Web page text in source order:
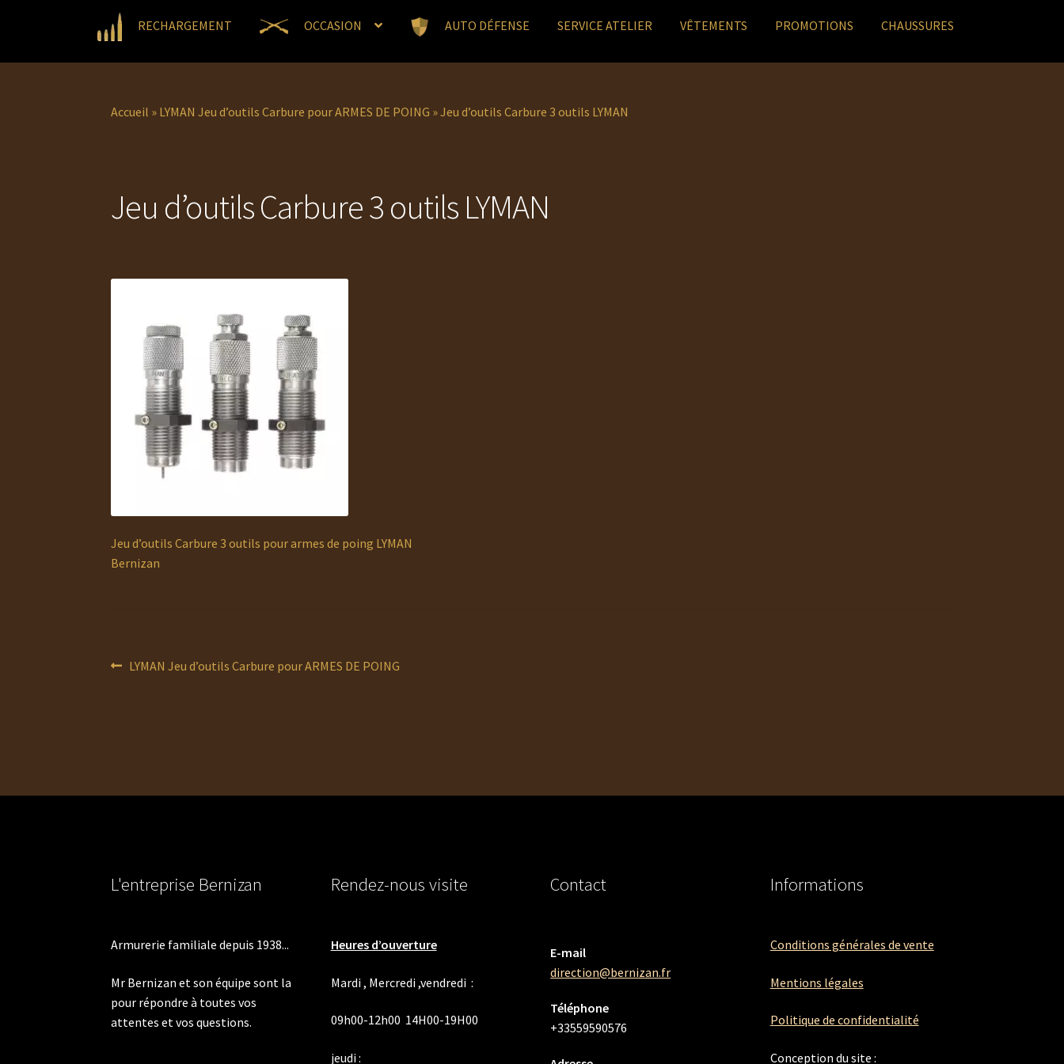
RECHARGEMENT OCCASION AUTO DÉFENSE SERVICE ATELIER VÊTEMENTS PROMOTIONS CHAUSSURES
Accueil » LYMAN Jeu d’outils Carbure pour ARMES DE POING »Jeu d’outils Carbure 3 outils LYMAN
Jeu d’outils Carbure 3 outils LYMAN
Jeu d’outils Carbure 3 outils pour armes de poing LYMAN
Bernizan
Navigation
Article
LYMAN Jeu d’outils Carbure pour ARMES DE POING
L'entreprise Bernizan
Armurerie familiale depuis 1938...
Mr Bernizan et son équipe sont la
pour répondre à toutes vos
attentes et vos questions.
Rendez-nous visite
Heures d’ouverture
Mardi , Mercredi ,vendredi :
09h00-12h00 14H00-19H00
jeudi :
Contact
E-mail
direction@bernizan.fr
Téléphone
+33559590576
Informations
Conditions générales de vente
Mentions légales
Politique de confidentialité
Conception du site :